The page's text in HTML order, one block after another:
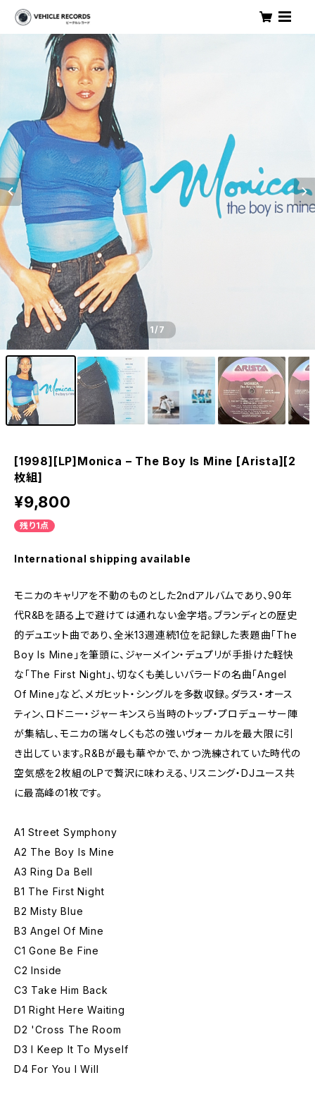
1/7
[1998][LP]Monica – The Boy Is Mine [Arista][2
枚組]
¥9,800
残り1点
International shipping available
モニカのキャリアを不動のものとした2ndアルバムであり、90年
代R&Bを語る上で避けては通れない金字塔。ブランディとの歴史
的デュエット曲であり、全米13週連続1位を記録した表題曲「The
Boy Is Mine」を筆頭に、ジャーメイン・デュプリが手掛けた軽快
な「The First Night」、切なくも美しいバラードの名曲「Angel
Of Mine」など、メガヒット・シングルを多数収録。ダラス・オース
ティン、ロドニー・ジャーキンスら当時のトップ・プロデューサー陣
が集結し、モニカの瑞々しくも芯の強いヴォーカルを最大限に引
き出しています。R&Bが最も華やかで、かつ洗練されていた時代の
空気感を2枚組のLPで贅沢に味わえる、リスニング・DJユース共
に最高峰の1枚です。
A1 Street Symphony
A2 The Boy Is Mine
A3 Ring Da Bell
B1 The First Night
B2 Misty Blue
B3 Angel Of Mine
C1 Gone Be Fine
C2 Inside
C3 Take Him Back
D1 Right Here Waiting
D2 'Cross The Room
D3 I Keep It To Myself
D4 For You I Will